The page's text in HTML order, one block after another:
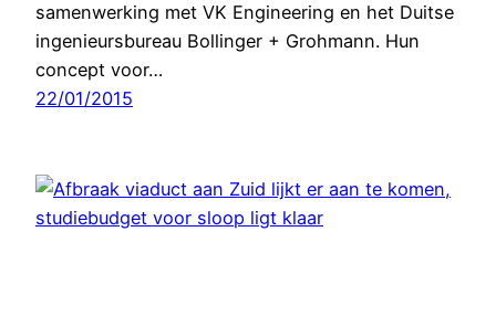
samenwerking met VK Engineering en het Duitse
ingenieursbureau Bollinger + Grohmann. Hun
concept voor…
22/01/2015